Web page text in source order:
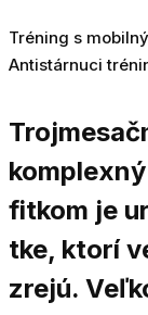
Tréning s
Antistárnuci
fitkom je
tke, ktorí
zrejú.